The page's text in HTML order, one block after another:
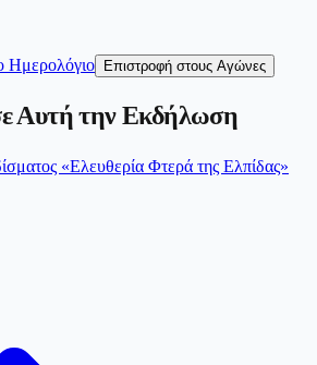
Ημερολόγιο Επιστροφή στους Αγώνες
Αυτή την Εκδήλωση
«Ελευθερία Φτερά της Ελπίδας»